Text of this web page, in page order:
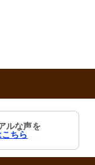
ルな声を
ちら